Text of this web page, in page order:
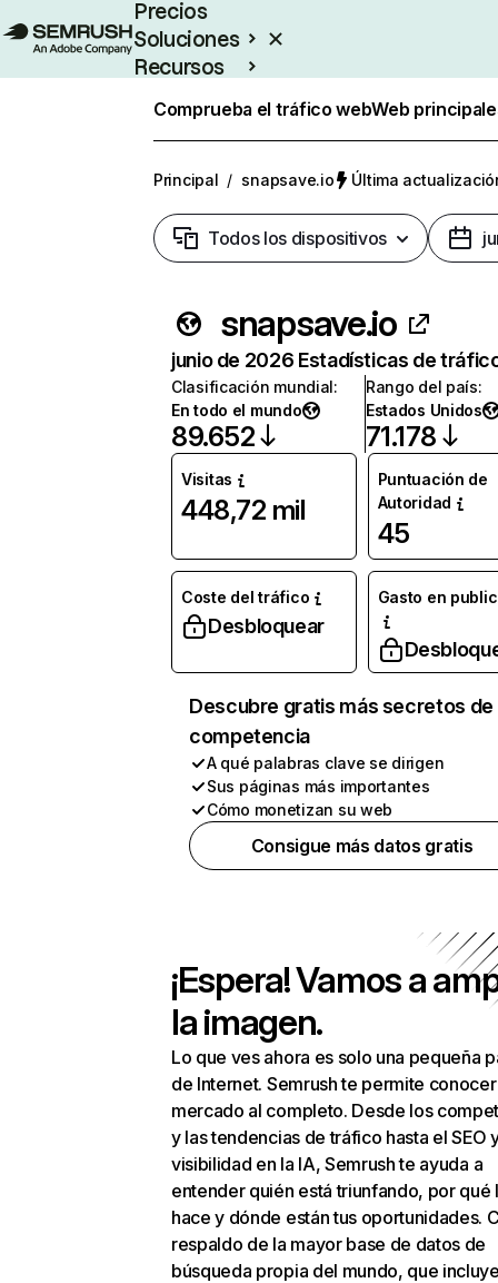
Precios
Soluciones
Recursos
Comprueba el tráfico webWeb
Principal / snapsave.io Última
Todos los dispositivos
snapsave.io
junio de 2026 Estadísticas de
Clasificación mundial:
En todo el mundo
89.652
Rango del país:
Estados Unidos
71.178
Visitas
448,72 mil
Puntuación de
Autoridad
45
Coste del tráfico
Desbloquear
Gasto en
Descubre gratis más secretos de
competencia
A qué palabras clave se dirigen
Sus páginas más importantes
Cómo monetizan su web
Consigue más datos gratis
¡Espera! Vamos a
la imagen.
Lo que ves ahora es solo una pequeña
de Internet. Semrush te permite
mercado al completo. Desde los
y las tendencias de tráfico hasta el SEO
visibilidad en la IA, Semrush te ayuda a
entender quién está triunfando, por qué
hace y dónde están tus oportunidades.
respaldo de la mayor base de datos de
búsqueda propia del mundo, que